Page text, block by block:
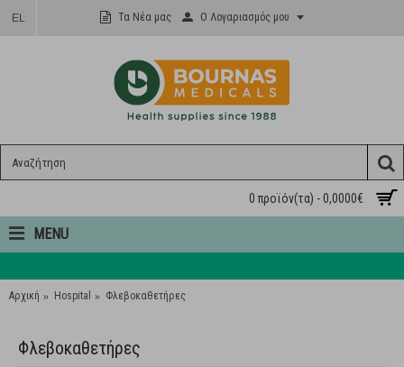
EL Τα Νέα μας Ο Λογαριασμός μου
0 προϊόν(τα) - 0,0000€
MENU
Αρχική Hospital Φλεβοκαθετήρες
Φλεβοκαθετήρες